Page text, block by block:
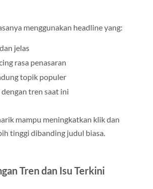
menggunakan headline yang:
jelas
rasa penasaran
topik populer
dengan tren saat ini
mampu meningkatkan klik dan
tinggi dibanding judul biasa.
Tren dan Isu Terkini